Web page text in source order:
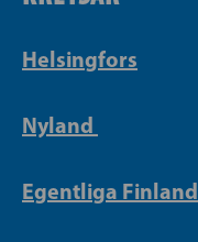
Helsingfors
Nyland
Egentliga Finland